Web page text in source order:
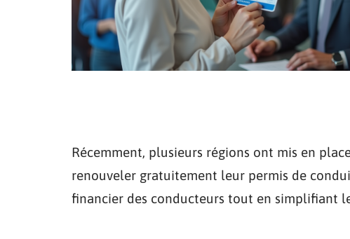
Récemment, plusieurs régions ont mis en
renouveler gratuitement leur permis de
financier des conducteurs tout en simplifiant